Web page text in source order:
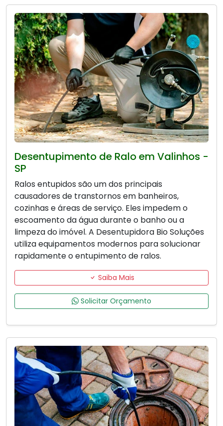
Desentupimento de Ralo em Valinhos -
SP
Ralos entupidos são um dos principais
causadores de transtornos em banheiros,
cozinhas e áreas de serviço. Eles impedem o
escoamento da água durante o banho ou a
limpeza do imóvel. A Desentupidora Bio Soluções
utiliza equipamentos modernos para solucionar
rapidamente o entupimento de ralos.
Saiba Mais
Solicitar Orçamento